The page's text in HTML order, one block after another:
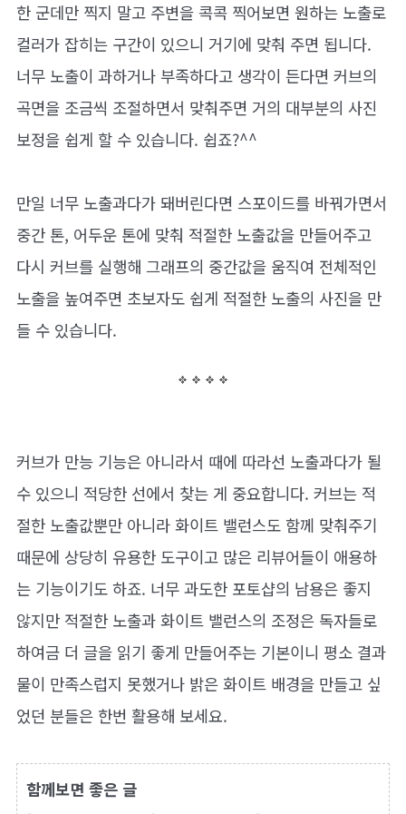
한 군데만 찍지 말고 주변을 콕콕 찍어보면 원하는 노출로
컬러가 잡히는 구간이 있으니 거기에 맞춰 주면 됩니다.
너무 노출이 과하거나 부족하다고 생각이 든다면 커브의
곡면을 조금씩 조절하면서 맞춰주면 거의 대부분의 사진
보정을 쉽게 할 수 있습니다. 쉽죠?^^
만일 너무 노출과다가 돼버린다면 스포이드를 바꿔가면서
중간 톤, 어두운 톤에 맞춰 적절한 노출값을 만들어주고
다시 커브를 실행해 그래프의 중간값을 움직여 전체적인
노출을 높여주면 초보자도 쉽게 적절한 노출의 사진을 만
들 수 있습니다.
커브가 만능 기능은 아니라서 때에 따라선 노출과다가 될
수 있으니 적당한 선에서 찾는 게 중요합니다. 커브는 적
절한 노출값뿐만 아니라 화이트 밸런스도 함께 맞춰주기
때문에 상당히 유용한 도구이고 많은 리뷰어들이 애용하
는 기능이기도 하죠. 너무 과도한 포토샵의 남용은 좋지
않지만 적절한 노출과 화이트 밸런스의 조정은 독자들로
하여금 더 글을 읽기 좋게 만들어주는 기본이니 평소 결과
물이 만족스럽지 못했거나 밝은 화이트 배경을 만들고 싶
었던 분들은 한번 활용해 보세요.
함께보면 좋은 글